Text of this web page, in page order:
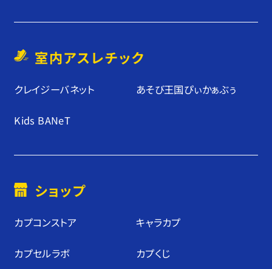
い可能性が
あります。
室内アスレチック
クレイジーバネット あそび王国ぴぃかぁぶぅ
Kids BANeT
ショップ
カプコンストア キャラカプ
カプセルラボ カプくじ